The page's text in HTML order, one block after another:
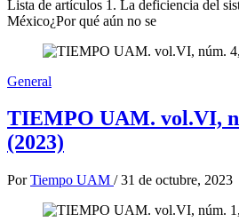
Lista de artículos 1. La deficiencia del
México¿Por qué aún no se
General
TIEMPO UAM. vol.VI,
(2023)
Por Tiempo UAM / 31 de octubre, 2023